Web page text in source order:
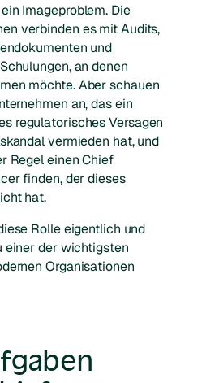
Imageproblem. Die
verbinden es mit Audits,
und
an denen
möchte. Aber schauen
an, das ein
regulatorisches Versagen
vermieden hat, und
Regel einen Chief
finden, der dieses
hat.
Rolle eigentlich und
einer der wichtigsten
Organisationen